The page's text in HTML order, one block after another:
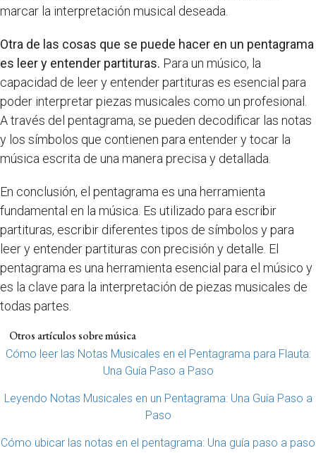
marcar la interpretación musical deseada.
Otra de las cosas que se puede hacer en un pentagrama
es leer y entender partituras. Para un músico, la
capacidad de leer y entender partituras es esencial para
poder interpretar piezas musicales como un profesional.
A través del pentagrama, se pueden decodificar las notas
y los símbolos que contienen para entender y tocar la
música escrita de una manera precisa y detallada.
En conclusión, el pentagrama es una herramienta
fundamental en la música. Es utilizado para escribir
partituras, escribir diferentes tipos de símbolos y para
leer y entender partituras con precisión y detalle. El
pentagrama es una herramienta esencial para el músico y
es la clave para la interpretación de piezas musicales de
todas partes.
Otros artículos sobre música
Cómo leer las Notas Musicales en el Pentagrama para Flauta:
Una Guía Paso a Paso
Leyendo Notas Musicales en un Pentagrama: Una Guía Paso a
Paso
Cómo ubicar las notas en el pentagrama: Una guía paso a paso